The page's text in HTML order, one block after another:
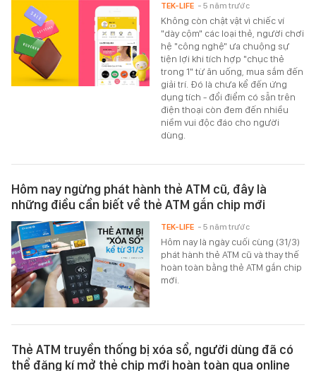
Không còn chật vật vì chiếc ví
"dày cộm" các loại thẻ, người chơi
hệ "công nghệ" ưa chuộng sự
tiện lợi khi tích hợp "chục thẻ
trong 1" từ ăn uống, mua sắm đến
giải trí. Đó là chưa kể đến ứng
dụng tích - đổi điểm có sẵn trên
điện thoại còn đem đến nhiều
niềm vui độc đáo cho người
dùng.
TEK-LIFE - 5 năm trước
Hôm nay ngừng phát hành thẻ ATM cũ, đây là
những điều cần biết về thẻ ATM gắn chip mới
Hôm nay là ngày cuối cùng (31/3)
phát hành thẻ ATM cũ và thay thế
hoàn toàn bằng thẻ ATM gắn chip
mới.
TEK-LIFE - 5 năm trước
Thẻ ATM truyền thống bị xóa sổ, người dùng đã có
thể đăng kí mở thẻ chip mới hoàn toàn qua online